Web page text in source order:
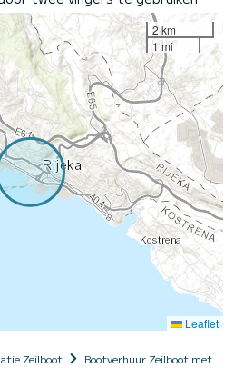
2 km
1 mi
Leaflet
Zeilboot Bootverhuur Zeilboot met